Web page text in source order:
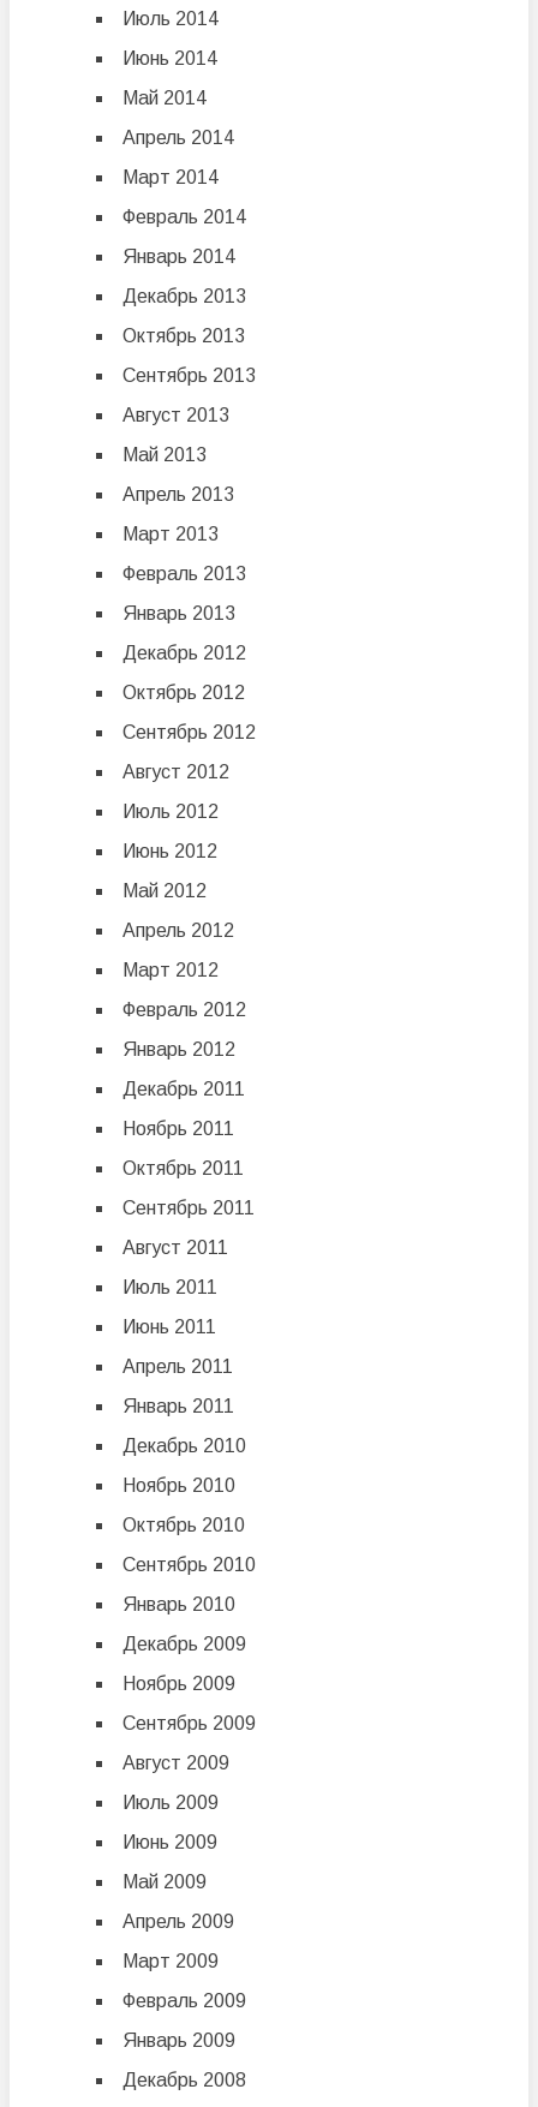
Июль 2014
Июнь 2014
Май 2014
Апрель 2014
Март 2014
Февраль 2014
Январь 2014
Декабрь 2013
Октябрь 2013
Сентябрь 2013
Август 2013
Май 2013
Апрель 2013
Март 2013
Февраль 2013
Январь 2013
Декабрь 2012
Октябрь 2012
Сентябрь 2012
Август 2012
Июль 2012
Июнь 2012
Май 2012
Апрель 2012
Март 2012
Февраль 2012
Январь 2012
Декабрь 2011
Ноябрь 2011
Октябрь 2011
Сентябрь 2011
Август 2011
Июль 2011
Июнь 2011
Апрель 2011
Январь 2011
Декабрь 2010
Ноябрь 2010
Октябрь 2010
Сентябрь 2010
Январь 2010
Декабрь 2009
Ноябрь 2009
Сентябрь 2009
Август 2009
Июль 2009
Июнь 2009
Май 2009
Апрель 2009
Март 2009
Февраль 2009
Январь 2009
Декабрь 2008